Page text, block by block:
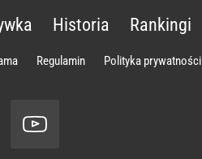
Historia Rankingi
Regulamin Polityka prywatności